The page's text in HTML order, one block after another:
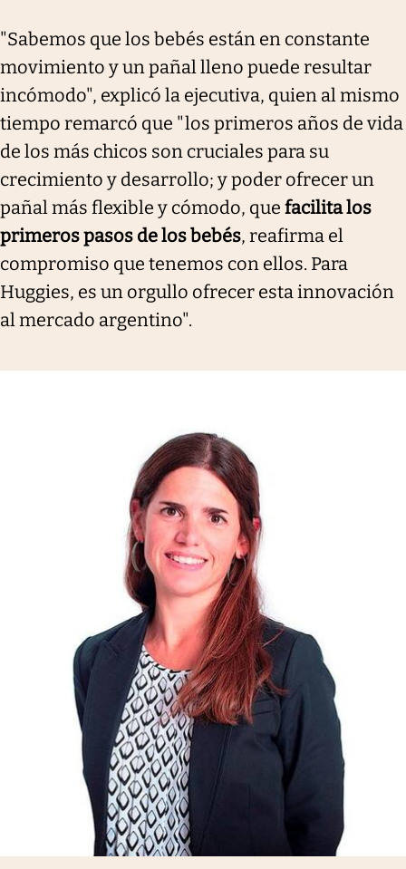
"Sabemos que los bebés están en constante
movimiento y un pañal lleno puede resultar
incómodo", explicó la ejecutiva, quien al mismo
tiempo remarcó que "los primeros años de vida
de los más chicos son cruciales para su
crecimiento y desarrollo; y poder ofrecer un
pañal más flexible y cómodo, que facilita los
primeros pasos de los bebés, reafirma el
compromiso que tenemos con ellos. Para
Huggies, es un orgullo ofrecer esta innovación
al mercado argentino".